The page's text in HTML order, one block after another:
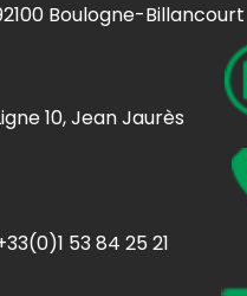
Boulogne-Billancourt
10, Jean Jaurès
53 84 25 21